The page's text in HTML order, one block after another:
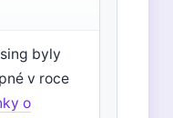
byly
v roce
o